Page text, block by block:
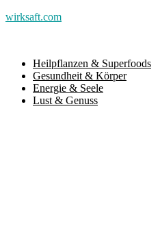
wirksaft.com
Heilpflanzen & Superfoods
Gesundheit & Körper
Energie & Seele
Lust & Genuss